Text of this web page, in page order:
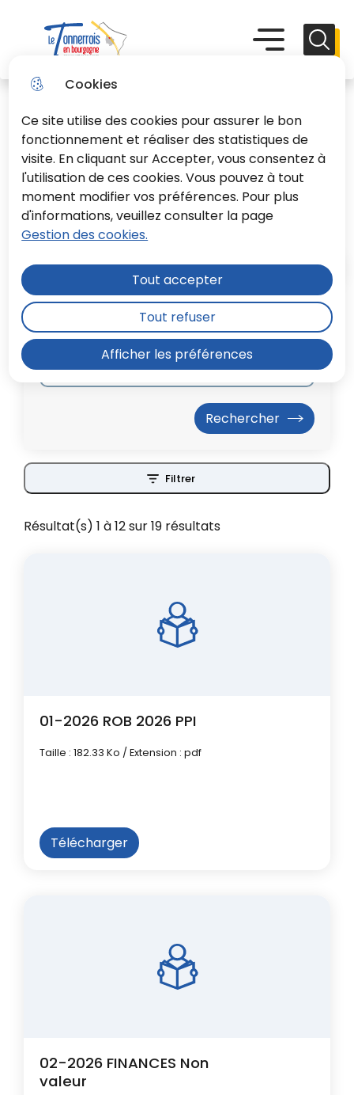
Cookies
Ce site utilise des cookies pour assurer le bon
fonctionnement et réaliser des statistiques de
visite. En cliquant sur Accepter, vous consentez à
l'utilisation de ces cookies. Vous pouvez à tout
moment modifier vos préférences. Pour plus
d'informations, veuillez consulter la page
Gestion des cookies.
Afficher les préférences
Tout accepter
Tout refuser
au
menu
Aller à la
recherche
principal
le plan du
Menu principal Menu
Délibérations du CS du
19.02.2026
Moteur de recherche
Filtrer
Résultat(s) 1 à 12 sur 19 résultats
01-2026 ROB 2026 PPI
Taille : 182.33 Ko / Extension : pdf
Télécharger
02-2026 FINANCES Non
valeur